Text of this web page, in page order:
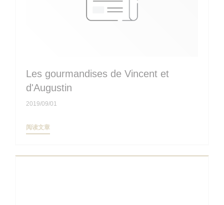
Les gourmandises de Vincent et
d'Augustin
2019/09/01
阅读文章((在新窗口中打开))